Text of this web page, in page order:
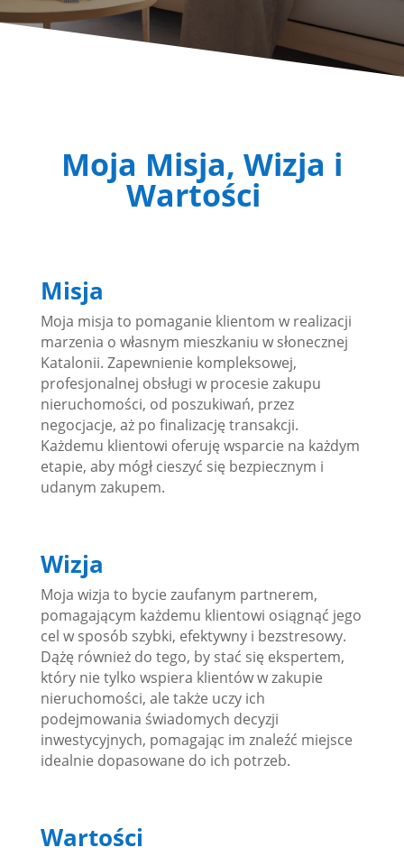
Moja Misja, Wizja i
Wartości
Misja
Moja misja to pomaganie klientom w realizacji
marzenia o własnym mieszkaniu w słonecznej
Katalonii. Zapewnienie kompleksowej,
profesjonalnej obsługi w procesie zakupu
nieruchomości, od poszukiwań, przez
negocjacje, aż po finalizację transakcji.
Każdemu klientowi oferuję wsparcie na każdym
etapie, aby mógł cieszyć się bezpiecznym i
udanym zakupem.
Wizja
Moja wizja to bycie zaufanym partnerem,
pomagającym każdemu klientowi osiągnąć jego
cel w sposób szybki, efektywny i bezstresowy.
Dążę również do tego, by stać się ekspertem,
który nie tylko wspiera klientów w zakupie
nieruchomości, ale także uczy ich
podejmowania świadomych decyzji
inwestycyjnych, pomagając im znaleźć miejsce
idealnie dopasowane do ich potrzeb.
Wartości